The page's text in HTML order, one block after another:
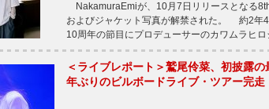
NakamuraEmiが、10月7日リリースとなる
およびジャケット写真が解禁された。 約2年
10周年の節目にプロデューサーのカワムラヒ
＜ライブレポート＞鷲尾伶菜、初披露
年ぶりのビルボードライブ・ツアー完走